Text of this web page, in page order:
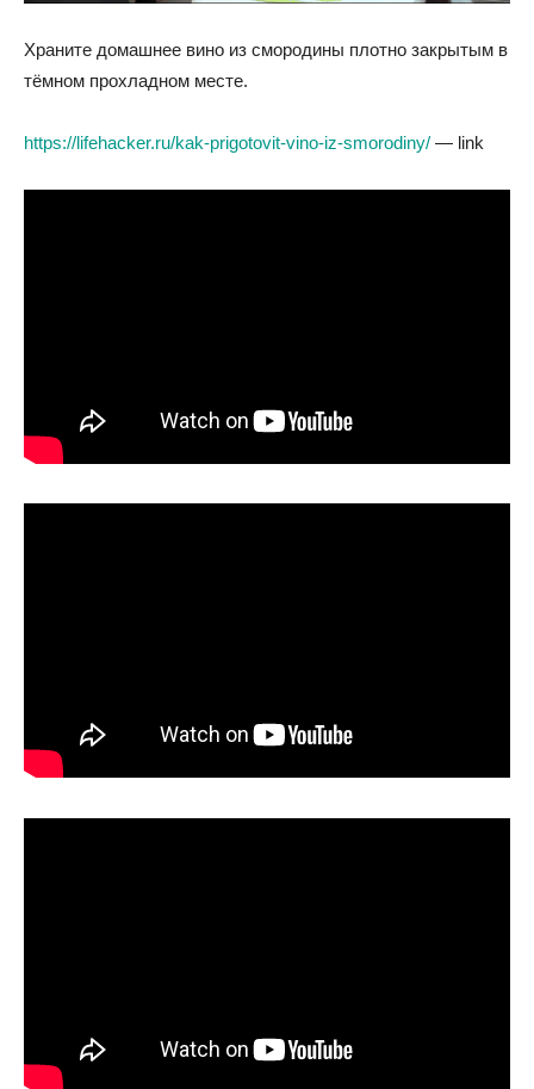
Храните домашнее вино из смородины плотно закрытым в
тёмном прохладном месте.
https://lifehacker.ru/kak-prigotovit-vino-iz-smorodiny/ — link